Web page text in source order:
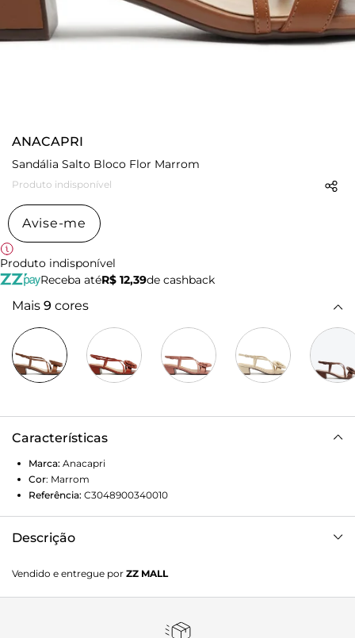
ANACAPRI
Sandália Salto Bloco Flor Marrom
Produto indisponível
Avise-me
Produto indisponível
Receba atéR$ 12,39de cashback
Mais 9 cores
Características
Marca: Anacapri
Cor: Marrom
Referência: C3048900340010
Descrição
vivida. Lançamento Resort de Flores, vamos explorar novos
horizontes onde o sol será nosso guia, repletos de cores,
salto bloco, com detalhe em flor. O modelo, de material
Vendido e entregue por ZZ MALL